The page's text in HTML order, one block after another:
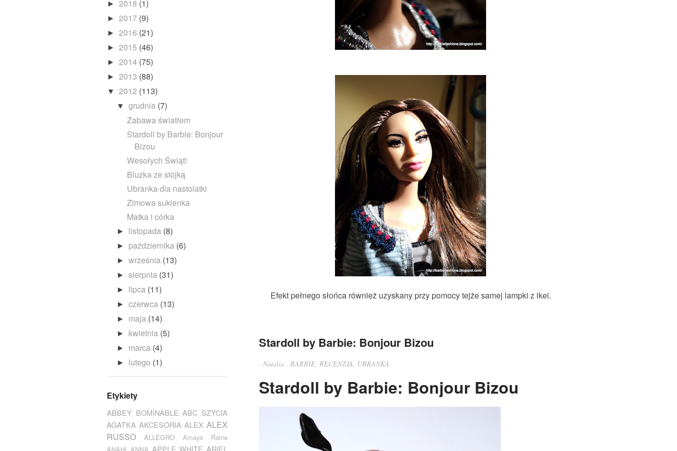
Efekt pełnego słońca również uzyskany przy pomocy tejże samej lampki z ikei.
Stardoll by Barbie: Bonjour Bizou
. Natalia . BARBIE, RECENZJA UBRANKA
Stardoll by Barbie: Bonjour Bizou
► 2018 (1)
► 2017 (9)
► 2016 (21)
► 2015 (46)
► 2014 (75)
► 2013 (88)
▼ 2012 (113)
▼grudnia (7)
Zabawa światłem
Stardoll by Barbie: Bonjour
Bizou
Wesołych Świąt!
Bluzka ze stójką
Ubranka dla nastolatki
Zimowa sukienka
Matka i córka
► listopada (8)
► października (6)
►września (13)
►sierpnia (31)
► lipca (11)
►czerwca (13)
► maja (14)
► kwietnia (5)
► marca (4)
► lutego (1)
Etykiety
ABBEY BOMINABLE ABC SZYCIA
AGATKA AKCESORIA ALEX ALEX
RUSSO
ALLEGRO
Amaya Raine